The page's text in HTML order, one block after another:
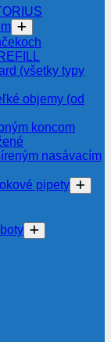
(všetky typy
objemy (od
koncom
nasávacím
pipety